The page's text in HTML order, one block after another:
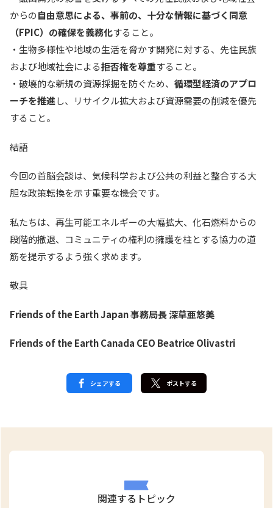
からの自由意思による、事前の、十分な情報に基づく同意
（FPIC）の確保を義務化すること。
・生物多様性や地域の生活を脅かす開発に対する、先住民族
および地域社会による拒否権を尊重すること。
・破壊的な新規の資源採掘を防ぐため、 循環型経済のアプロ
ーチを推進し、リサイクル拡大および資源需要の削減を優先
すること。
結語
今回の首脳会談は、気候科学および公共の利益と整合する大
胆な政策転換を示す重要な機会です。
私たちは、再生可能エネルギーの大幅拡大、化石燃料からの
段階的撤退、コミュニティの権利の擁護を柱とする協力の道
筋を提示するよう強く求めます。
敬具
Friends of the Earth Japan 事務局長 深草亜悠美
Friends of the Earth Canada CEO Beatrice Olivastri
シェアする ポストする
関連するトピック